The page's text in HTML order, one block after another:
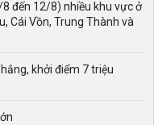
đến 12/8) nhiều khu vực ở
Cái Vồn, Trung Thành và
khởi điểm 7 triệu